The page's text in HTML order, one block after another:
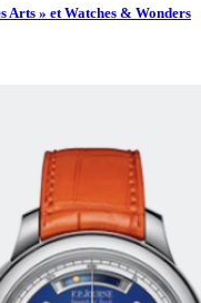
Arts » et Watches & Wonders